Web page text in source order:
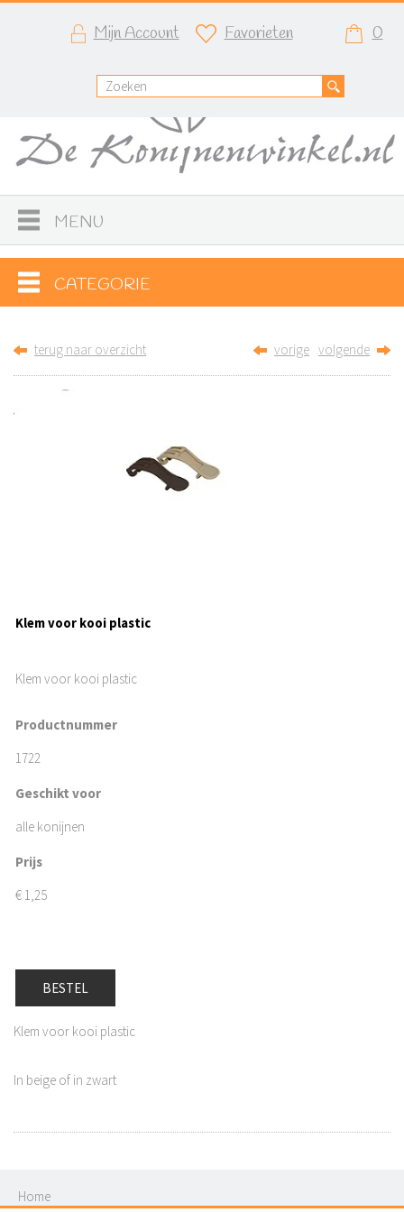
Mijn Account Favorieten 0
MENU
CATEGORIE
terug naar overzicht vorige volgende
Klem voor kooi plastic
Klem voor kooi plastic
Productnummer
1722
Geschikt voor
alle konijnen
Prijs
€ 1,25
BESTEL
Klem voor kooi plastic
In beige of in zwart
Home